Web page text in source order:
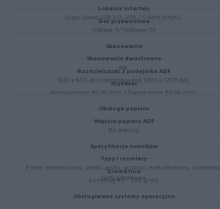
Lokalny interfejs
SuperSpeed USB 3.0, USB 2.0 Host (z tyłu),
Sieć przewodowa
10Base-T/100Base-TX
Skanowanie
Skanowanie dwustronne
tak
Rozdzielczość z podajnika ADF
600 x 600 dpi (interpolowana 1200 x 1200 dpi)
Szybkość
Jednostronnie 40 str./min. / Dwustronnie 80 str./min.
Obsługa papieru
Wejście papieru ADF
80 arkuszy
Specyfikacje nośników
Typy i rozmiary
Papier standardowy, cienki, gruby, grubszy, makulaturowy,
karty plastikowe
Gramatura
pomiędzy 40 - 200 g/m2
Obsługiwane systemy operacyjne